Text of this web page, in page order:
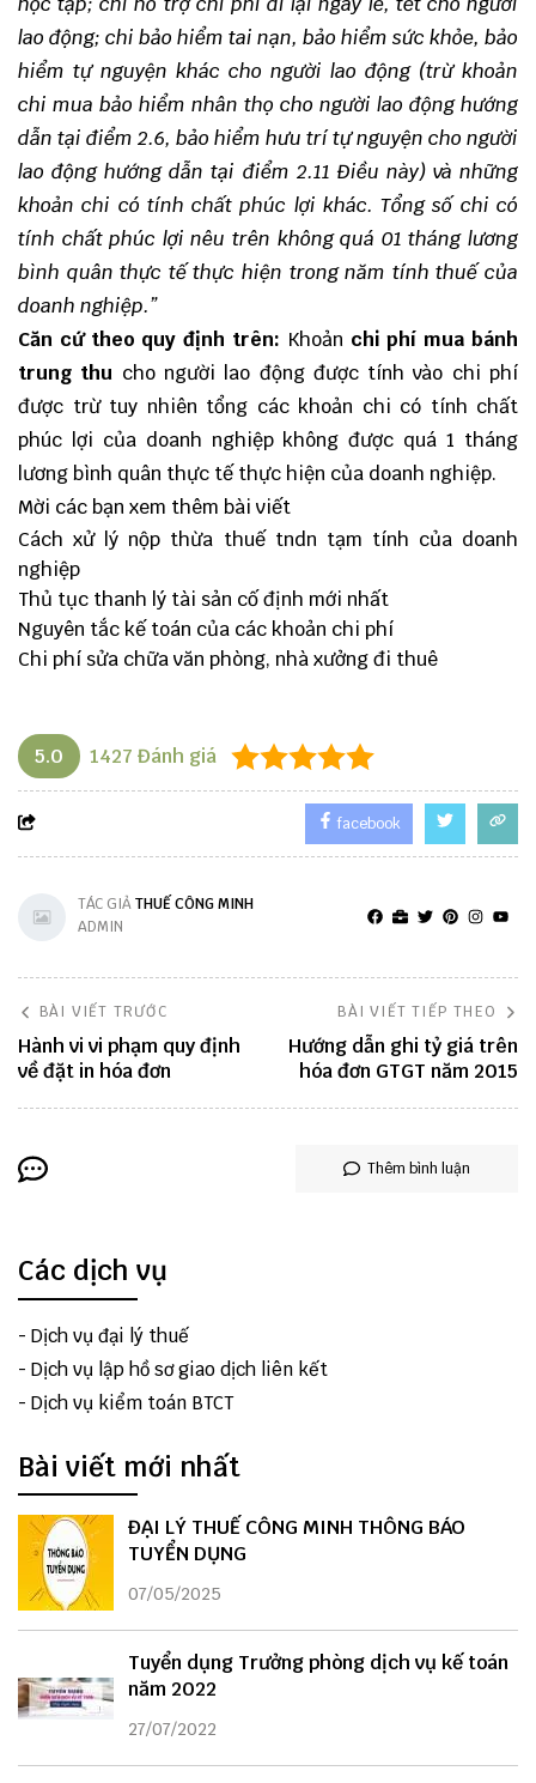
lao động; chi bảo hiểm tai nạn, bảo hiểm sức khỏe, bảo
hiểm tự nguyện khác cho người lao động (trừ khoản
chi mua bảo hiểm nhân thọ cho người lao động hướng
dẫn tại điểm 2.6, bảo hiểm hưu trí tự nguyện cho người
lao động hướng dẫn tại điểm 2.11 Điều này)và những
khoản chi có tính chất phúc lợi khác. Tổng số chi có
tính chất phúc lợi nêu trên không quá 01 tháng lương
bình quân thực tế thực hiện trong năm tính thuế của
doanh nghiệp.”
Căn cứ theo quy định trên: Khoản chi phí mua bánh
trung thu cho người lao động được tính vào chi phí
được trừ tuy nhiên tổng các khoản chi có tính chất
phúc lợi của doanh nghiệp không được quá 1 tháng
lương bình quân thực tế thực hiện của doanh nghiệp.
Mời các bạn xem thêm bài viết
Cách xử lý nộp thừa thuế tndn tạm tính của doanh
nghiệp
Thủ tục thanh lý tài sản cố định mới nhất
Nguyên tắc kế toán của các khoản chi phí
Chi phí sửa chữa văn phòng, nhà xưởng đi thuê
5.0 1427 Đánh giá
facebook
TÁC GIẢTHUẾ CÔNG MINH
ADMIN
BÀI VIẾT TRƯỚC
Hành vi vi phạm quy định
về đặt in hóa đơn
BÀI VIẾT TIẾP THEO
Hướng dẫn ghi tỷ giá trên
hóa đơn GTGT năm 2015
Thêm bình luận
Các dịch vụ
- Dịch vụ đại lý thuế
- Dịch vụ lập hồ sơ giao dịch liên kết
- Dịch vụ kiểm toán BTCT
Bài viết mới nhất
ĐẠI LÝ THUẾ CÔNG MINH THÔNG BÁO
TUYỂN DỤNG
07/05/2025
Tuyển dụng Trưởng phòng dịch vụ kế toán
năm 2022
27/07/2022